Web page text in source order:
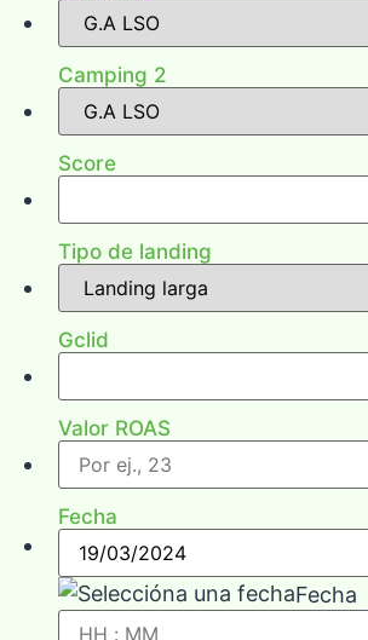
Camping 2
Score
Tipo de landing
Gclid
Valor ROAS
Fecha
Fecha